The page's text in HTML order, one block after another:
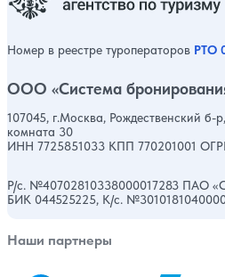
Номер в реестре туроператоров РТО
ООО «Система
107045, г.Москва, Рождественский б-
комната 30
ИНН 7725851033 КПП 770201001
Р/с. №40702810338000017283 ПАО
БИК 044525225, К/с.
Наши партнеры